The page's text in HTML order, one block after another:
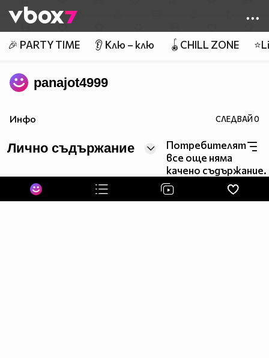
👾
🎉 PARTY TIME 👂 Клю – клю 🪀CHILL ZONE
panajot4999
Инфо СЛЕДВАЙ0
Лично съдържание
Потребителят
все още няма
качено съдържание.